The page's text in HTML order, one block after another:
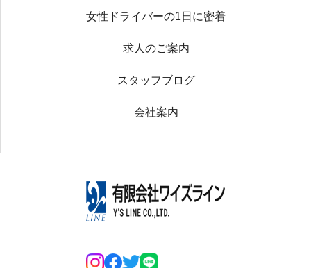
女性ドライバーの1日に密着
求人のご案内
スタッフブログ
会社案内